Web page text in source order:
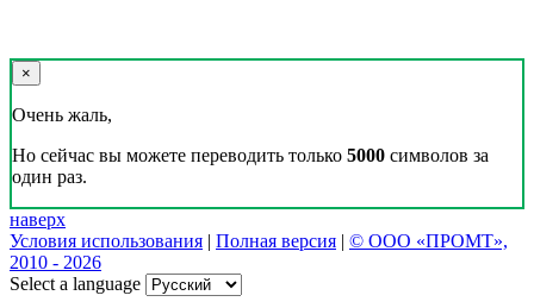
×
Очень жаль,
Но сейчас вы можете переводить только 5000 символов за
один раз.
наверх
Условия использования | Полная версия | © ООО «ПРОМТ»,
2010 - 2026
Select a language